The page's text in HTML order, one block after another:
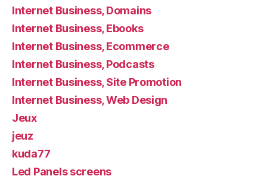
Internet Business, Domains
Internet Business, Ebooks
Internet Business, Ecommerce
Internet Business, Podcasts
Internet Business, Site Promotion
Internet Business, Web Design
Jeux
jeuz
kuda77
Led Panels screens